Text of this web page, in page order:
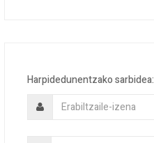
Harpidedunentzako sarbidea: